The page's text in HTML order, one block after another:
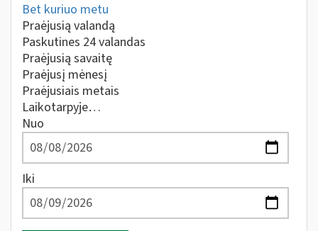
Bet kuriuo metu
Praėjusią valandą
Paskutines 24 valandas
Praėjusią savaitę
Praėjusį mėnesį
Praėjusiais metais
Laikotarpyje…
Nuo
Iki